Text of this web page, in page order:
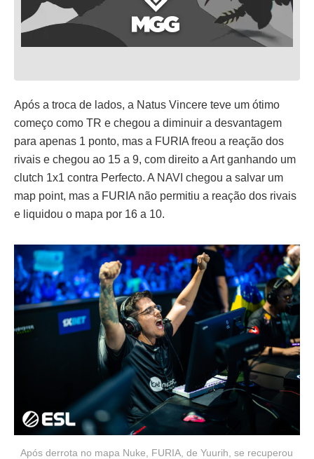
Após a troca de lados, a Natus Vincere teve um ótimo
começo como TR e chegou a diminuir a desvantagem
para apenas 1 ponto, mas a FURIA freou a reação dos
rivais e chegou ao 15 a 9, com direito a Art ganhando um
clutch 1x1 contra Perfecto. A NAVI chegou a salvar um
map point, mas a FURIA não permitiu a reação dos rivais
e liquidou o mapa por 16 a 10.
Após derrota no mapa Nuke, FURIA, de Yuurih, se recuperou